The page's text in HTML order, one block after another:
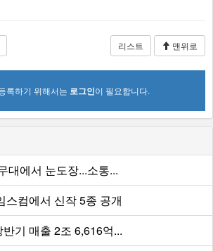
리스트 맨위로
록하기 위해서는 로그인이 필요합니다.
대에서 눈도장...소통...
스컴에서 신작 5종 공개
기 매출 2조 6,616억...